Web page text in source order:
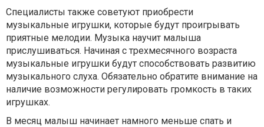
Специалисты также советуют приобрести
музыкальные игрушки, которые будут проигрывать
приятные мелодии. Музыка научит малыша
прислушиваться. Начиная с трехмесячного возраста
музыкальные игрушки будут способствовать развитию
музыкального слуха. Обязательно обратите внимание на
наличие возможности регулировать громкость в таких
игрушках.
В месяц малыш начинает намного меньше спать и